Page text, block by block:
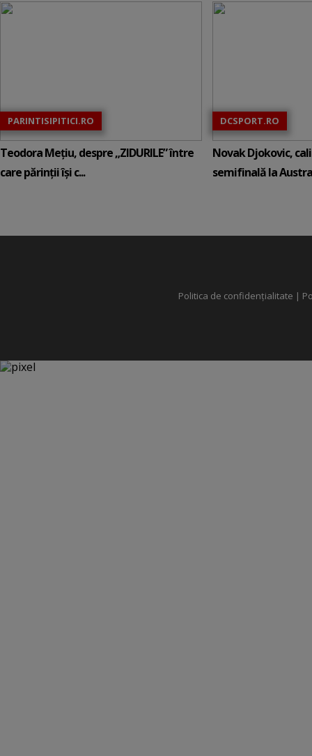
PARINTISIPITICI.RO
Teodora Mețiu, despre „ZIDURILE” între
care părinții își c...
DCSPORT.RO
Novak Djokovic,
semifinală la
Politica de confidențialitate |